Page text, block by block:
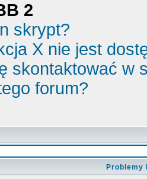
2
skrypt?
X nie jest
skontaktować w
forum?
Problemy